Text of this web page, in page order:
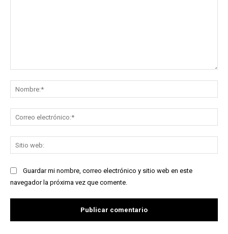
Guardar mi nombre, correo electrónico y sitio web en este
navegador la próxima vez que comente.